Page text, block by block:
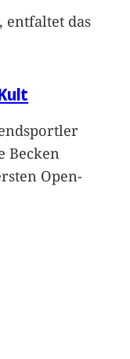
entfaltet das
Becken
Open-